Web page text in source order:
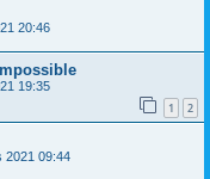
20:46
19:35
1 2
2021 09:44